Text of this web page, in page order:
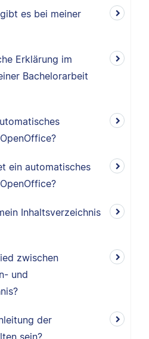
es bei meiner
Erklärung im
Bachelorarbeit
ein automatisches
Inhaltsverzeichnis
zwischen
und
der
sein?